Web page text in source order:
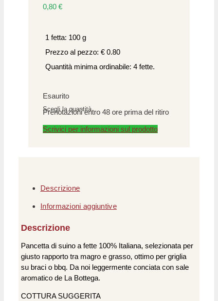
0,80 €
1 fetta: 100 g
Prezzo al pezzo: € 0.80
Quantità minima ordinabile: 4 fette.
Esaurito
Scegli la quantità
Prenotazioni entro 48 ore prima del ritiro
Scrivici per informazioni sul prodotto
Descrizione
Informazioni aggiuntive
Descrizione
Pancetta di suino a fette 100% Italiana, selezionata per
giusto rapporto tra magro e grasso, ottimo per griglia
su braci o bbq. Da noi leggermente conciata con sale
aromatico de La Bottega.
COTTURA SUGGERITA